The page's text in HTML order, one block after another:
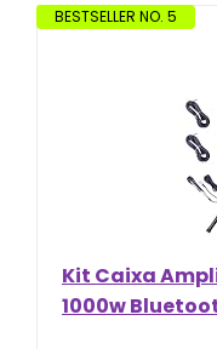
BESTSELLER NO. 5
Kit Caixa
1000w